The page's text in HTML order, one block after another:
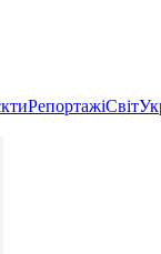
РепортажіСвіт